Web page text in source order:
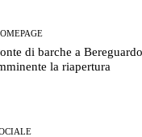
di barche a
la riapertura